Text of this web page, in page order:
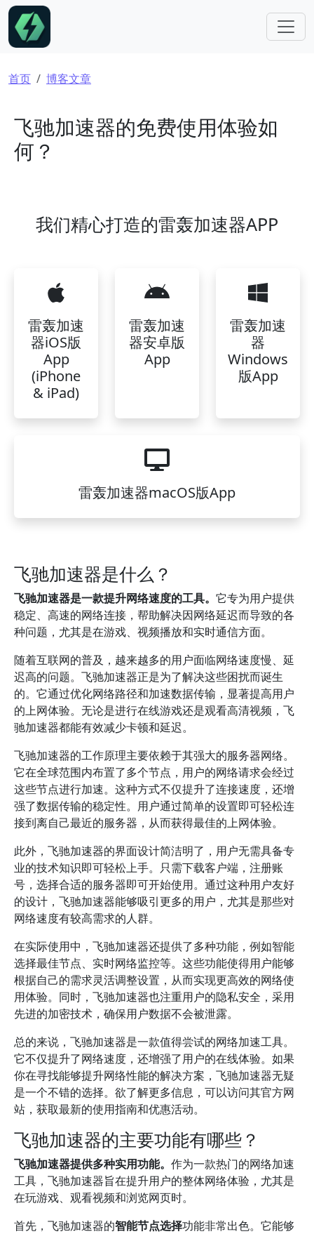
跳转到主要内容
面包屑
首页 博客文章
飞驰加速器的免费使用体验如
何？
我们精心打造的雷轰加速器APP
雷轰加速
器iOS版
App
(iPhone
& iPad)
雷轰加速
器安卓版
App
雷轰加速
器
Windows
版App
雷轰加速器macOS版App
飞驰加速器是什么？
飞驰加速器是一款提升网络速度的工具。 它专为用户提供
稳定、高速的网络连接，帮助解决因网络延迟而导致的各
种问题，尤其是在游戏、视频播放和实时通信方面。
随着互联网的普及，越来越多的用户面临网络速度慢、延
迟高的问题。飞驰加速器正是为了解决这些困扰而诞生
的。它通过优化网络路径和加速数据传输，显著提高用户
的上网体验。无论是进行在线游戏还是观看高清视频，飞
驰加速器都能有效减少卡顿和延迟。
飞驰加速器的工作原理主要依赖于其强大的服务器网络。
它在全球范围内布置了多个节点，用户的网络请求会经过
这些节点进行加速。这种方式不仅提升了连接速度，还增
强了数据传输的稳定性。用户通过简单的设置即可轻松连
接到离自己最近的服务器，从而获得最佳的上网体验。
此外，飞驰加速器的界面设计简洁明了，用户无需具备专
业的技术知识即可轻松上手。只需下载客户端，注册账
号，选择合适的服务器即可开始使用。通过这种用户友好
的设计，飞驰加速器能够吸引更多的用户，尤其是那些对
网络速度有较高需求的人群。
在实际使用中，飞驰加速器还提供了多种功能，例如智能
选择最佳节点、实时网络监控等。这些功能使得用户能够
根据自己的需求灵活调整设置，从而实现更高效的网络使
用体验。同时，飞驰加速器也注重用户的隐私安全，采用
先进的加密技术，确保用户数据不会被泄露。
总的来说，飞驰加速器是一款值得尝试的网络加速工具。
它不仅提升了网络速度，还增强了用户的在线体验。如果
你在寻找能够提升网络性能的解决方案，飞驰加速器无疑
是一个不错的选择。欲了解更多信息，可以访问其官方网
站，获取最新的使用指南和优惠活动。
飞驰加速器的主要功能有哪些？
飞驰加速器提供多种实用功能。 作为一款热门的网络加速
工具，飞驰加速器旨在提升用户的整体网络体验，尤其是
在玩游戏、观看视频和浏览网页时。
首先，飞驰加速器的智能节点选择功能非常出色。它能够